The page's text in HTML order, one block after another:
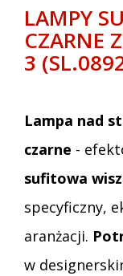
LAMPY
CZARNE
3
Lampa nad
czarne -
sufitowa
specyficzny,
aranżacji.
w